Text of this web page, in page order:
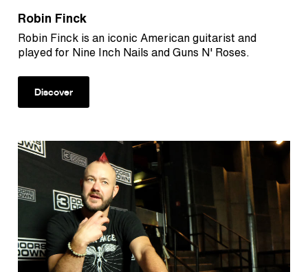
Robin Finck
Robin Finck is an iconic American guitarist and
played for Nine Inch Nails and Guns N' Roses.
Discover